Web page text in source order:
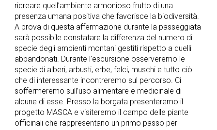
ricreare quell’ambiente armonioso frutto di una
presenza umana positiva che favorisce la biodiversità.
A prova di questa affermazione durante la passeggiata
sarà possibile constatare la differenza del numero di
specie degli ambienti montani gestiti rispetto a quelli
abbandonati. Durante l’escursione osserveremo le
specie di alberi, arbusti, erbe, felci, muschi e tutto ciò
che di interessante incontreremo sul percorso. Ci
soffermeremo sull’uso alimentare e medicinale di
alcune di esse. Presso la borgata presenteremo il
progetto MASCA e visiteremo il campo delle piante
officinali che rappresentano un primo passo per